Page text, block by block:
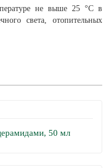
не выше 25 °С в
света, отопительных
50 мл